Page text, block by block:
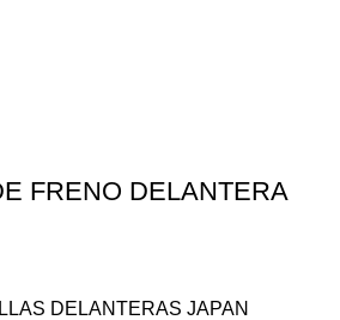
FRENO DELANTERA
DELANTERAS JAPAN